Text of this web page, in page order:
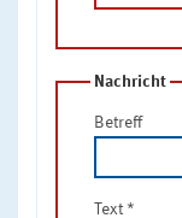
Nachricht
Betreff
Text *